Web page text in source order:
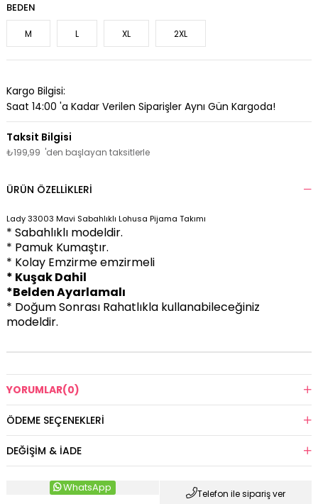
BEDEN
M L XL 2XL
Kargo Bilgisi:
Saat 14:00 'a Kadar Verilen Siparişler Aynı Gün Kargoda!
₺199,99 'den başlayan taksitlerle
ÜRÜN ÖZELLIKLERI
Lady 33003 Mavi Sabahlıklı Lohusa Pijama Takımı
* Sabahlıklı modeldir.
* Pamuk Kumaştır.
* Kolay Emzirme emzirmeli
* Kuşak Dahil
*Belden Ayarlamalı
* Doğum Sonrası Rahatlıkla kullanabileceğiniz
modeldir.
YORUMLAR(0)
ÖDEME SEÇENEKLERI
DEĞIŞIM & İADE
Telefon ile sipariş ver
WhatsApp